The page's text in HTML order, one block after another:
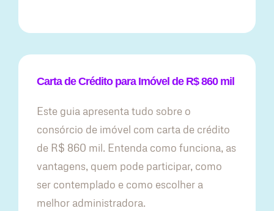
Carta de Crédito para Imóvel de R$ 860 mil
Este guia apresenta tudo sobre o
consórcio de imóvel com carta de crédito
de R$ 860 mil. Entenda como funciona, as
vantagens, quem pode participar, como
ser contemplado e como escolher a
melhor administradora.